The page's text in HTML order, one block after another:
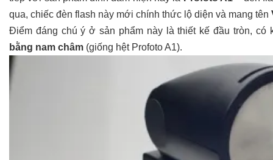
qua, chiếc đèn flash này mới chính thức lộ diện và mang tên
Điểm đáng chú ý ở sản phẩm này là thiết kế đầu tròn, có
bằng nam châm (giống hệt Profoto A1).